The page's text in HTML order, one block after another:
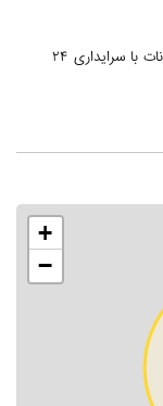
ساختمان مشتمل بر شش طبقه دو واحدی فول امکانات با سرایداری ۲۴
+
−